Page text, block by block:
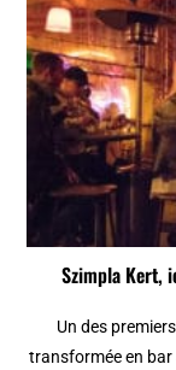
Szimpla Kert,
Un des
transformée en bar